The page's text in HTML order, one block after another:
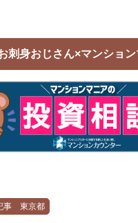
刺身おじさん×マンショ
事 東京都